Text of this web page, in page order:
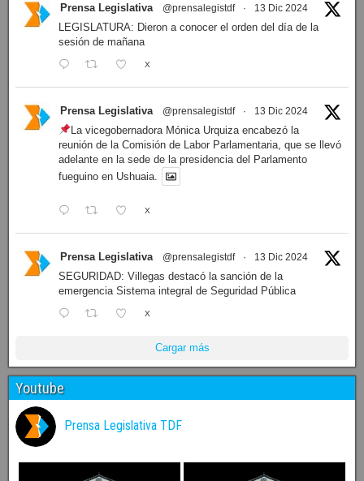
Prensa Legislativa @prensalegistdf · 13 Dic 2024
LEGISLATURA: Dieron a conocer el orden del día de la
sesión de mañana
X
Prensa Legislativa @prensalegistdf · 13 Dic 2024
La vicegobernadora Mónica Urquiza encabezó la
reunión de la Comisión de Labor Parlamentaria, que se llevó
adelante en la sede de la presidencia del Parlamento
fueguino en Ushuaia.
X
Prensa Legislativa @prensalegistdf · 13 Dic 2024
SEGURIDAD: Villegas destacó la sanción de la
emergencia Sistema integral de Seguridad Pública
X
Cargar más
Youtube
Prensa Legislativa TDF